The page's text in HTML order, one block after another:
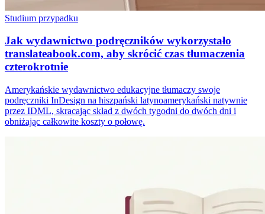
Studium przypadku
Jak wydawnictwo podręczników wykorzystało
translateabook.com, aby skrócić czas tłumaczenia
czterokrotnie
Amerykańskie wydawnictwo edukacyjne tłumaczy swoje
podręczniki InDesign na hiszpański latynoamerykański natywnie
przez IDML, skracając skład z dwóch tygodni do dwóch dni i
obniżając całkowite koszty o połowę.